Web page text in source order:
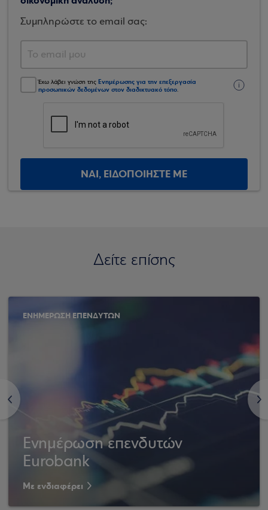
Συμπληρώστε το email σας:
Έχω λάβει γνώση της Ενημέρωσης για την επεξεργασία
προσωπικών δεδομένων στον διαδικτυακό τόπο.
ΝΑΙ, ΕΙΔΟΠΟΙΗΣΤΕ ΜΕ
Δείτε επίσης
<
ΕΝΗΜΕΡΩΣΗ ΕΠΕΝΔΥΤΩΝ
Ενημέρωση επενδυτών
Eurobank
Με ενδιαφέρει
>